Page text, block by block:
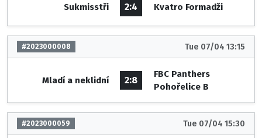
Sukmisstři 2:4 Kvatro Formadži
#2023000008 Tue 07/04 13:15
Mladí a neklidní 2:8
FBC Panthers
Pohořelice B
#2023000059 Tue 07/04 15:30